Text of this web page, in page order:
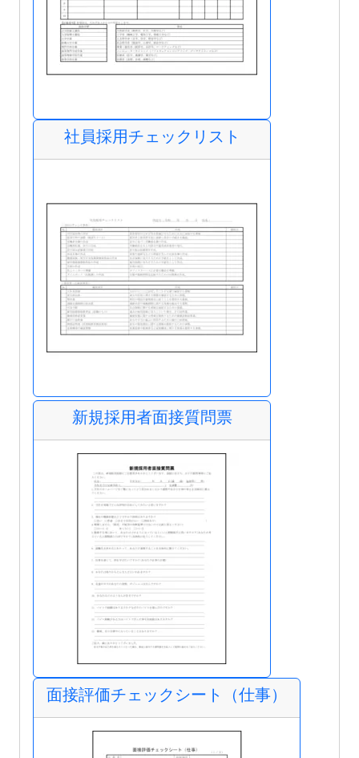
社員採用チェックリスト
新規採用者面接質問票
面接評価チェックシート（仕事）